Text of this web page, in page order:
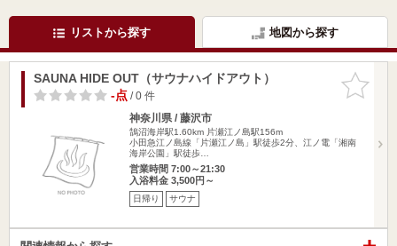
リストから探す 地図から探す
お気に入
りに追加
SAUNA HIDE OUT（サウナハイドアウト）
-点/ 0 件
神奈川県 / 藤沢市
鵠沼海岸駅1.60km 片瀬江ノ島駅156m
小田急江ノ島線「片瀬江ノ島」駅徒歩2分、江ノ電「湘南
海岸公園」駅徒歩…
営業時間 7:00～21:30
入浴料金 3,500円～
日帰り サウナ